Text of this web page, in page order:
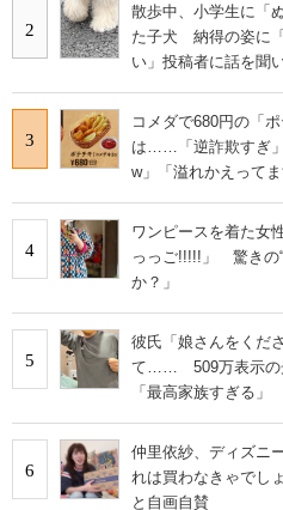
2
散歩中、小学生に「
た子犬 納得の姿に
い」投稿者に話を聞
3
コメダで680円の「
は……「逆詐欺すぎ
w」「溢れかえってま
4
ワンピースを着た
っっご!!!!!」 驚きの
か？」
5
彼氏「娘さんをくだ
て…… 509万表示の
「最高家族すぎる」
6
仲里依紗、ディズニ
れは買わなきゃでし
と自画自賛